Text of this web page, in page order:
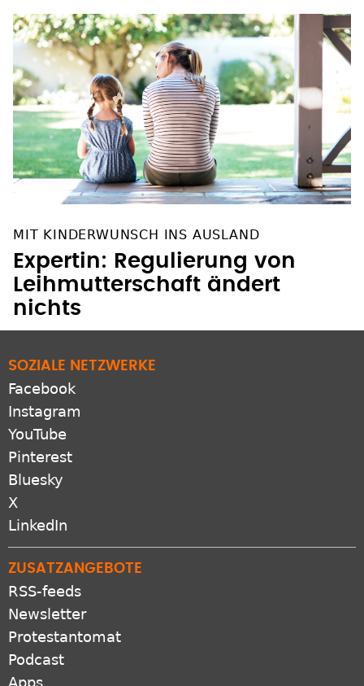
MIT KINDERWUNSCH INS AUSLAND
Expertin: Regulierung von
Leihmutterschaft ändert
SOZIALE NETZWERKE
Facebook
Instagram
YouTube
Pinterest
Bluesky
X
ZUSATZANGEBOTE
RSS-feeds
Newsletter
Protestantomat
Podcast